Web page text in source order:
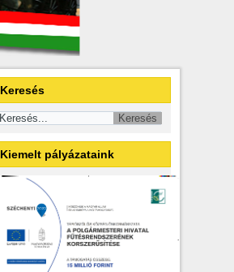
Keresés
Kiemelt pályázataink